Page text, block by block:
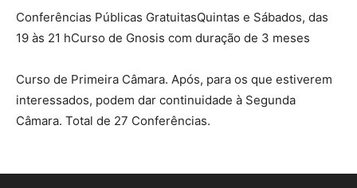
Conferências Públicas GratuitasQuintas e Sábados, das
19 às 21 hCurso de Gnosis com duração de 3 meses
Curso de Primeira Câmara. Após, para os que estiverem
interessados, podem dar continuidade à Segunda
Câmara. Total de 27 Conferências.